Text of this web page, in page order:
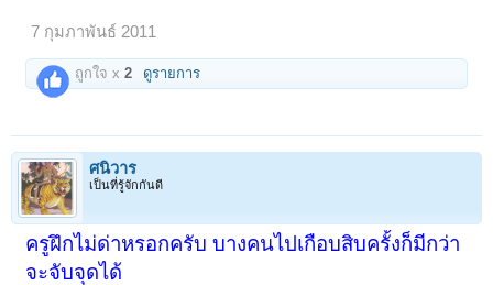
7 กุมภาพันธ์ 2011
ถูกใจ x2 ดูรายการ
ศนิวาร
เป็นที่รู้จักกันดี
ครูฝึกไม่ด่าหรอกครับ บางคนไปเกือบสิบครั้งก็มีกว่า
จะจับจุดได้